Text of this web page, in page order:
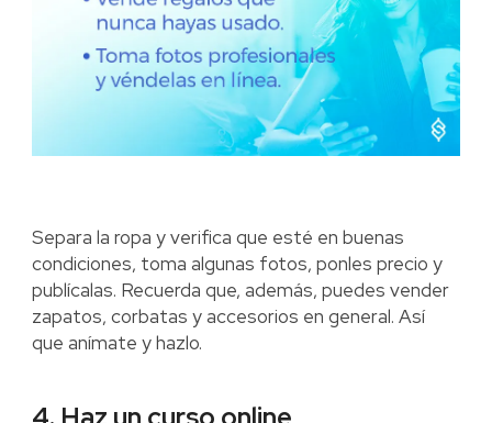
Separa la ropa y verifica que esté en buenas
condiciones, toma algunas fotos, ponles precio y
publícalas. Recuerda que, además, puedes vender
zapatos, corbatas y accesorios en general. Así
que anímate y hazlo.